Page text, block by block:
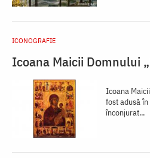
ICONOGRAFIE
Icoana Maicii Domnului
Icoana
fost adusă
înconjurat...